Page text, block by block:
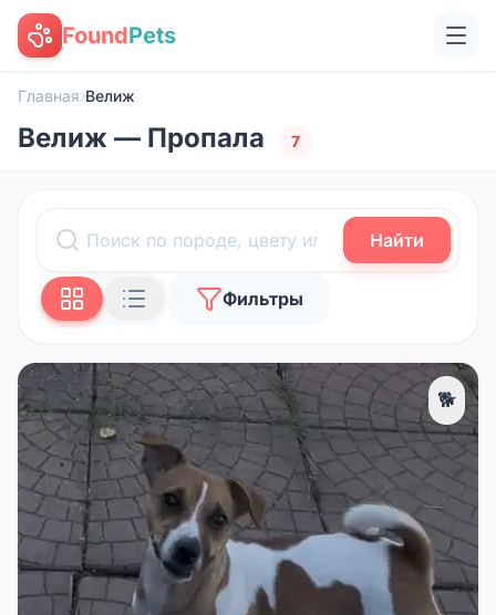
FoundPets
Главная›Велиж
Велиж — Пропала 7
Найти
Фильтры
🐕